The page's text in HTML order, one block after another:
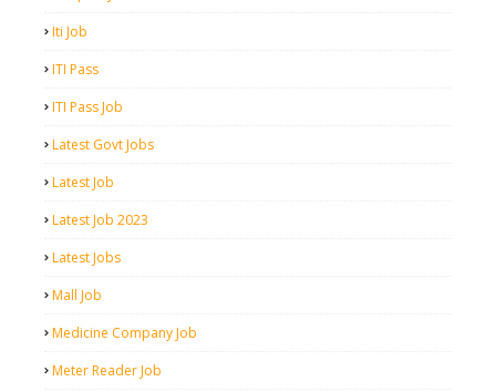
Iti Job
ITI Pass
ITI Pass Job
Latest Govt Jobs
Latest Job
Latest Job 2023
Latest Jobs
Mall Job
Medicine Company Job
Meter Reader Job